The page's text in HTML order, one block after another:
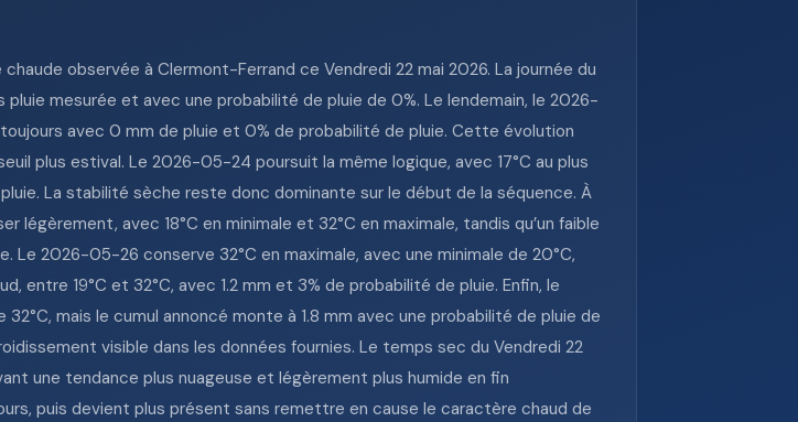
observée à Clermont-Ferrand ce Vendredi 22 mai 2026. La journée du
mesurée et avec une probabilité de pluie de 0%. Le lendemain, le 2026-
avec 0 mm de pluie et 0% de probabilité de pluie. Cette évolution
plus estival. Le 2026-05-24 poursuit la même logique, avec 17°C au plus
La stabilité sèche reste donc dominante sur le début de la séquence. À
avec 18°C en minimale et 32°C en maximale, tandis qu’un faible
Le 2026-05-26 conserve 32°C en maximale, avec une minimale de 20°C,
19°C et 32°C, avec 1.2 mm et 3% de probabilité de pluie. Enfin, le
mais le cumul annoncé monte à 1.8 mm avec une probabilité de pluie de
visible dans les données fournies. Le temps sec du Vendredi 22
une tendance plus nuageuse et légèrement plus humide en fin
puis devient plus présent sans remettre en cause le caractère chaud de